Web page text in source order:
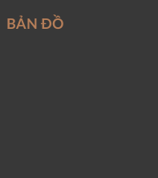
BẢN ĐỒ